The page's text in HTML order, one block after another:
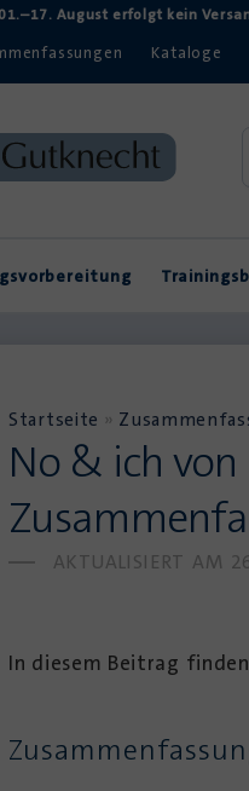
01.–17. August erfolgt kein
Kataloge
Startseite »
No & ich
AKTUALISIERT AM
In diesem Beitrag